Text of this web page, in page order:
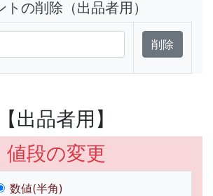
トの削除（出品者用）
【出品者用】
値段の変更
数値(半角)